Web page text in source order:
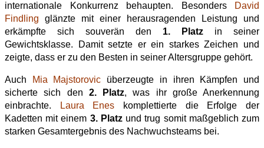
internationale Konkurrenz behaupten. Besonders
David
Findling glänzte mit einer herausragenden Leistung und
erkämpfte sich souverän den 1. Platz in seiner
Gewichtsklasse. Damit setzte er ein starkes Zeichen und
zeigte, dass er zu den Besten in seiner Altersgruppe gehört.
Auch Mia Majstorovic überzeugte in ihren Kämpfen und
sicherte sich den 2. Platz, was ihr große Anerkennung
einbrachte.
Laura Enes komplettierte die Erfolge der
Kadetten mit einem 3. Platzund trug somit maßgeblich zum
starken Gesamtergebnis des Nachwuchsteams bei.